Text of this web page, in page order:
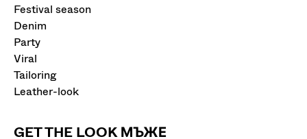
Festival season
Denim
Party
Viral
Tailoring
Leather-look
GET THE LOOK МЪЖЕ